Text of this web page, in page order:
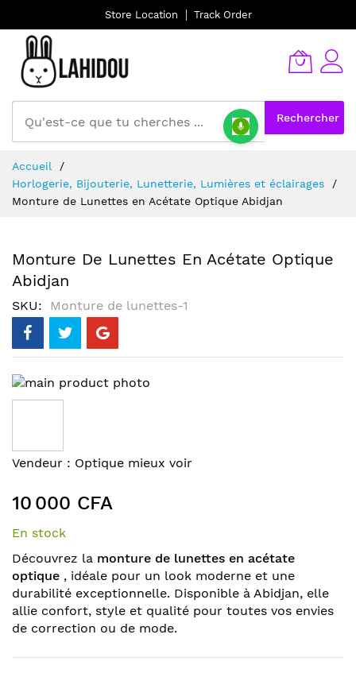
Store Location Track Order
Rechercher
au
contenu
Accueil
Horlogerie, Bijouterie, Lunetterie, Lumières et éclairages
Monture de Lunettes en Acétate Optique Abidjan
Monture De Lunettes En Acétate Optique
Abidjan
SKU Monture de lunettes-1
Skip
to
of
the
gallery
Skip
the
beginning
of
images
gallery
Vendeur : Optique mieux voir
10 000 CFA
En stock
Découvrez la monture de lunettes en acétate
optique , idéale pour un look moderne et une
durabilité exceptionnelle. Disponible à Abidjan, elle
allie confort, style et qualité pour toutes vos envies
de correction ou de mode.